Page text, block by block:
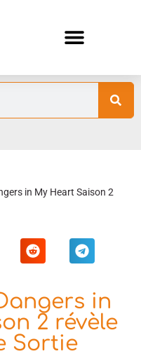
in My Heart Saison 2
in
2 révèle
Sortie